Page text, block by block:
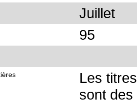
Juillet
95
Les
sont